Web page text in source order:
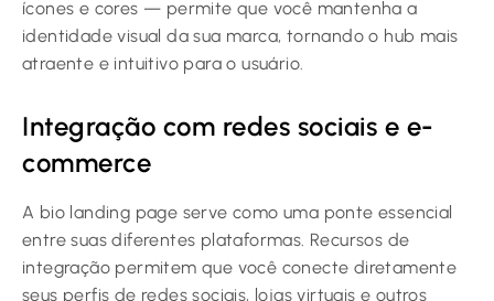
ícones e cores — permite que você mantenha a
identidade visual da sua marca, tornando o hub mais
atraente e intuitivo para o usuário.
Integração com redes sociais e e-
commerce
A bio landing page serve como uma ponte essencial
entre suas diferentes plataformas. Recursos de
integração permitem que você conecte diretamente
seus perfis de redes sociais, lojas virtuais e outros